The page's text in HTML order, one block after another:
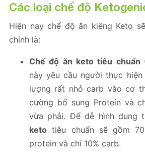
Các loại chế độ
Hiện nay chế độ ăn kiêng Keto
chính là:
Chế độ ăn keto tiêu chuẩn
này yêu cầu người thực
lượng rất nhỏ carb vào cơ
cường bổ sung Protein và
vừa phải. Để dễ hình dung
keto tiêu chuẩn sẽ gồm
protein và chỉ 10% carb.